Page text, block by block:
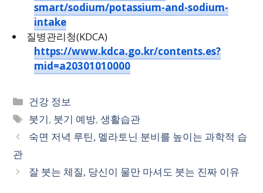
smart/sodium/potassium-and-sodium-
intake
질병관리청(KDCA)
https://www.kdca.go.kr/contents.es?
mid=a20301010000
카
테
고
리
건강 정보
태
그
붓기, 붓기 예방,생활습관
숙면 저녁 루틴, 멜라토닌 분비를 높이는 과학적 습
관
잘 붓는 체질, 당신이 물만 마셔도 붓는 진짜 이유